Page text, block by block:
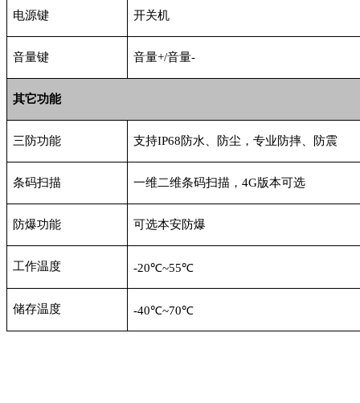
电源键 开关机
音量键 音量+/音量-
其它功能
三防功能 支持IP68防水、防尘，专业防摔、防震
条码扫描 一维二维条码扫描， 4G版本可选
防爆功能 可选本安防爆
工作温度 -20℃~55℃
储存温度 -40℃~70℃